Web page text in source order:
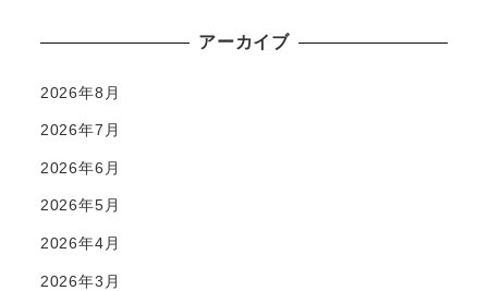
アーカイブ
2026年8月
2026年7月
2026年6月
2026年5月
2026年4月
2026年3月